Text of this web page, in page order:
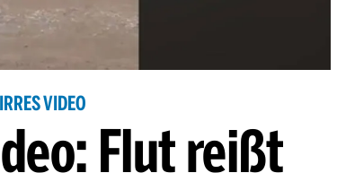
IRRES VIDEO
Flut reißt